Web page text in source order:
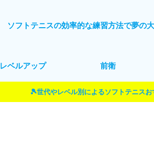
ソフトテニスの効率的な練習方法で夢の
レベルアップ 前衛
🎾世代やレベル別によるソフトテニスお